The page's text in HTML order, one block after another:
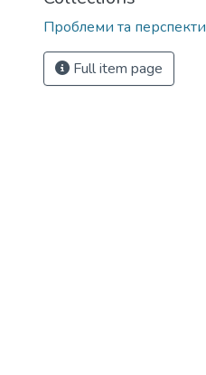
Проблеми та
Full item page